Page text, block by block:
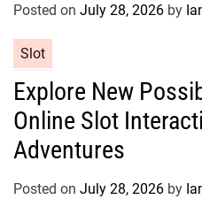
o
e
s
Posted on July 28, 2026 by
a
e
g
o
r
Slot
Explore New
Online Slot
Adventures
Posted on July 28, 2026 by